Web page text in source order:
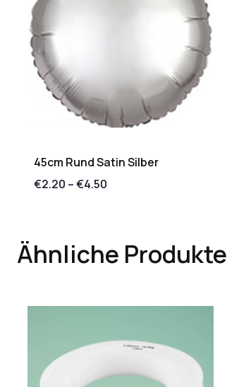
45cm Rund Satin Silber
€2.20 –€4.50
Ähnliche Produkte